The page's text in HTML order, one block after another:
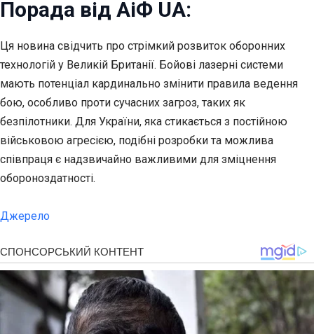
Порада від АіФ UA:
Ця новина свідчить про стрімкий розвиток оборонних
технологій у Великій Британії. Бойові лазерні системи
мають потенціал кардинально змінити правила ведення
бою, особливо проти сучасних загроз, таких як
безпілотники. Для України, яка стикається з постійною
військовою агресією, подібні розробки та можлива
співпраця є надзвичайно важливими для зміцнення
обороноздатності.
Джерело